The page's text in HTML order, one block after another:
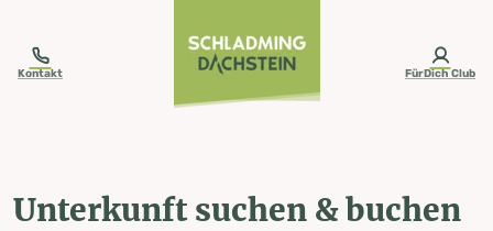
Kontakt FürDich Club
Unterkunft suchen & buchen